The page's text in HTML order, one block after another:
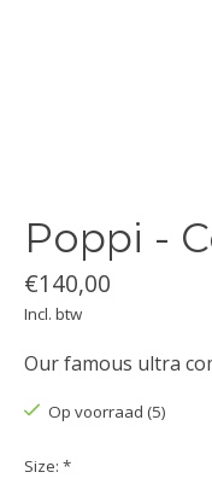
Poppi -
€140,00
Incl. btw
Our famous ultra
Op voorraad (5)
Size: *